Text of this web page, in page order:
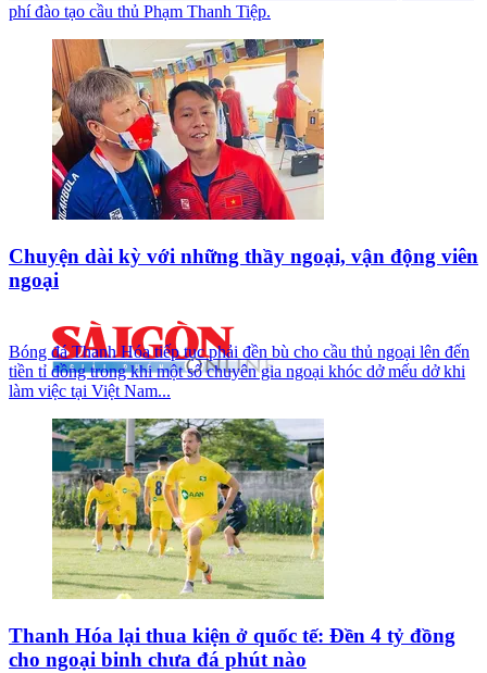
phí đào tạo cầu thủ Phạm Thanh Tiệp.
Chuyện dài kỳ với những thầy ngoại, vận động viên
ngoại
Bóng đá Thanh Hóa tiếp tục phải đền bù cho cầu thủ ngoại lên đến
tiền tỉ đồng trong khi một số chuyên gia ngoại khóc dở mếu dở khi
làm việc tại Việt Nam...
Thanh Hóa lại thua kiện ở quốc tế: Đền 4 tỷ đồng
cho ngoại binh chưa đá phút nào